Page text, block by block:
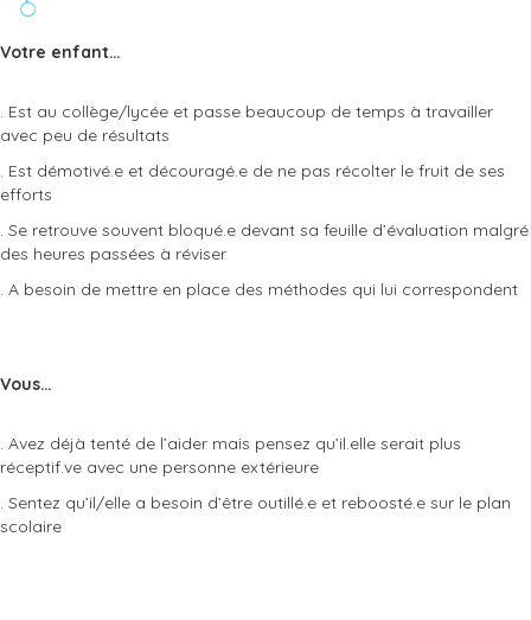
Votre enfant…
. Est au collège/lycée et passe beaucoup de temps à travailler
avec peu de résultats
. Est démotivé.e et découragé.e de ne pas récolter le fruit de ses
efforts
. Se retrouve souvent bloqué.e devant sa feuille d’évaluation malgré
des heures passées à réviser
. A besoin de mettre en place des méthodes qui lui correspondent
Vous…
. Avez déjà tenté de l’aider mais pensez qu’il.elle serait plus
réceptif.ve avec une personne extérieure
. Sentez qu’il/elle a besoin d’être outillé.e et reboosté.e sur le plan
scolaire